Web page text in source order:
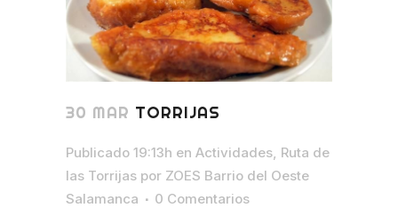
30 MAR TORRIJAS
Publicado 19:13h en Actividades Ruta de
las Torrijas por ZOES Barrio del Oeste
Salamanca
0 Comentarios